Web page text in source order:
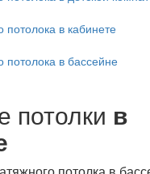
потолки в